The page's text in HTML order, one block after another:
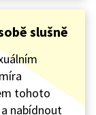
slušně
tohoto
nabídnout